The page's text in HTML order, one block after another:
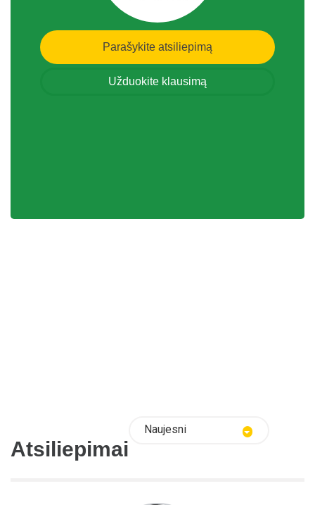
Parašykite atsiliepimą
Užduokite klausimą
Atsiliepimai
Naujesni